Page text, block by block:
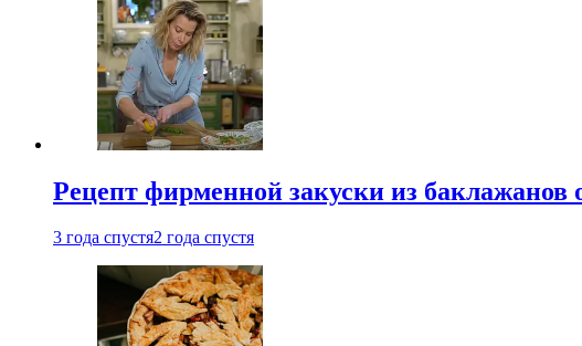
Рецепт фирменной закуски из
3 года спустя2 года спустя